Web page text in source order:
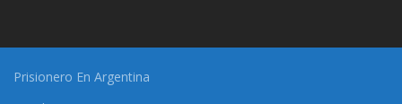
Prisionero En Argentina